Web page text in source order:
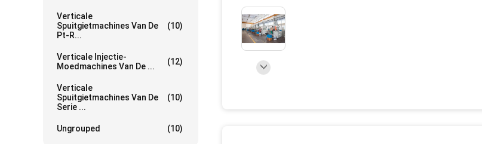
Verticale
Spuitgietmachines Van De
Pt-R...
(10)
Verticale Injectie-
Moedmachines Van De ...
(12)
Verticale
Spuitgietmachines Van De
Serie ...
(10)
Ungrouped (10)